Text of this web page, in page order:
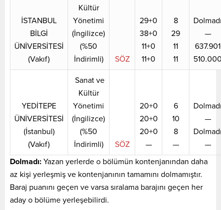
İSTANBUL
BİLGİ
ÜNİVERSİTESİ
(Vakıf)
Kültür
Yönetimi
(İngilizce)
(%50
İndirimli)
SÖZ
29+0
38+0
11+0
11+0
8
29
11
11
—
637.901
YEDİTEPE
ÜNİVERSİTESİ
(İstanbul)
(Vakıf)
Sanat ve
Kültür
Yönetimi
(İngilizce)
(%50
İndirimli)
SÖZ
20+0
20+0
20+0
—
6
10
8
—
—
—
Dolmadı: Yazan yerlerde o bölümün kontenjanından daha
az kişi yerleşmiş ve kontenjanının tamamını dolmamıştır.
Baraj puanını geçen ve varsa sıralama barajını geçen her
aday o bölüme yerleşebilirdi.